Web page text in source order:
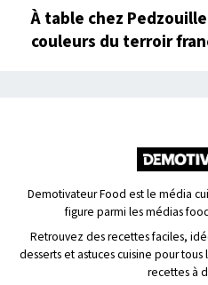
À table chez
couleurs du terroir
Demotivateur Food est le média
figure parmi les médias
Retrouvez des recettes faciles,
desserts et astuces cuisine pour
recettes à